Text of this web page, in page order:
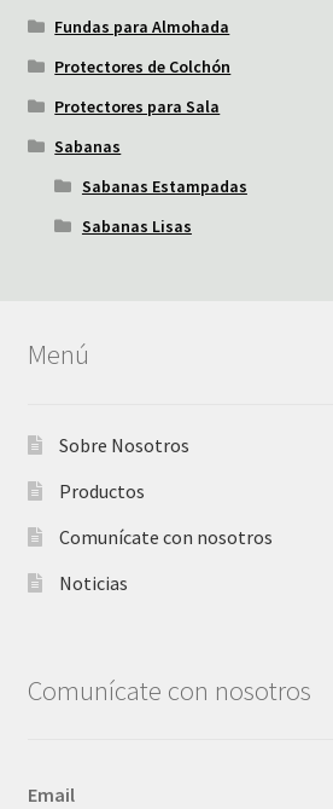
Fundas para Almohada
Protectores de Colchón
Protectores para Sala
Sabanas
Sabanas Estampadas
Sabanas Lisas
Menú
Sobre Nosotros
Productos
Comunícate con nosotros
Noticias
Comunícate con nosotros
Email